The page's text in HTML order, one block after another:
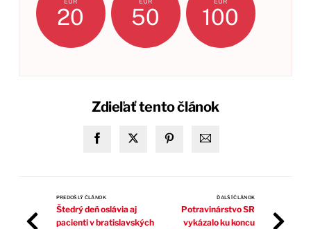
20 50 100
Zdieľať tento článok
PREDOŠLÝ ČLÁNOK
Štedrý deň oslávia aj
pacienti v bratislavských
ĎALŠÍ ČLÁNOK
Potravinárstvo SR
vykázalo ku koncu